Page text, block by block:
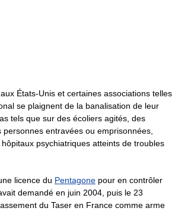
aux États-Unis et certaines associations telles
se plaignent de la banalisation de leur
tels que sur des écoliers agités, des
entravées ou emprisonnées,
psychiatriques atteints de troubles
licence du Pentagone pour en contrôler
demandé en juin 2004, puis le 23
du Taser en France comme arme